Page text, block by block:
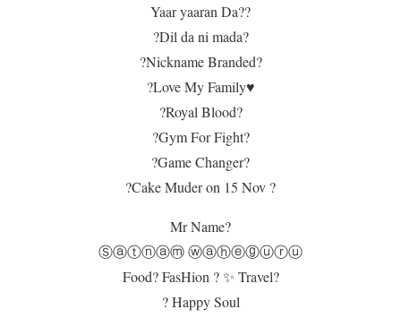
Yaar yaaran Da??
?Dil da ni mada?
?Nickname Branded?
?Love My Family♥️
?Royal Blood?
?Gym For Fight?
?Game Changer?
?Cake Muder on 15 Nov ?
Mr Name?
Ⓢⓐⓣⓝⓐⓜ ⓦⓐⓗⓔⓖⓤⓡⓤ
Food? FasHion ? ✨ Travel?
? Happy Soul